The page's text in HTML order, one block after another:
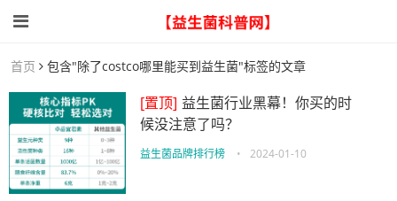
首页 包含"除了costco哪里能买到益生菌"标签的文章
[置顶] 益生菌行业黑幕！你买的时
候没注意了吗？
益生菌品牌排行榜 • 2024-01-10